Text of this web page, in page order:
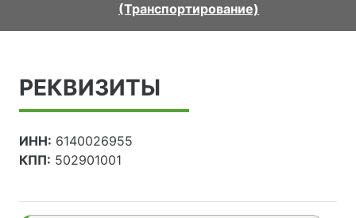
(Транспортирование)
РЕКВИЗИТЫ
ИНН: 6140026955
КПП: 502901001